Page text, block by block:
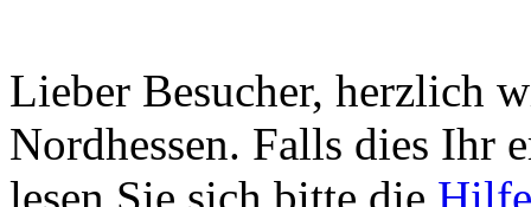
Lieber Besucher, herzlich
Nordhessen. Falls dies Ihr
lesen Sie sich bitte die Hilfe